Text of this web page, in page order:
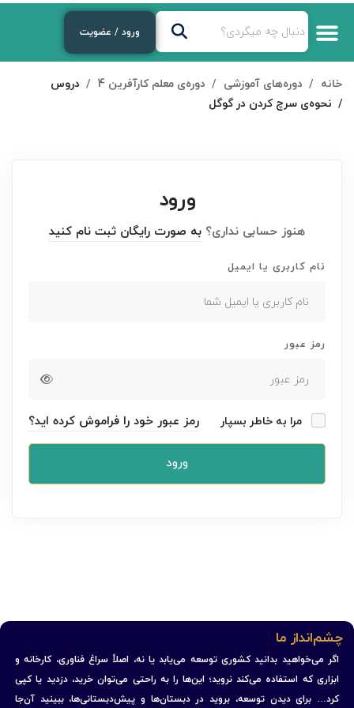
ورود / عضویت
خانه دوره‌های آموزشی دوره‌ی معلم کارآفرین 4
دروس
نحوه‌ی سرچ کردن در گوگل
ورود
هنوز حسابی نداری؟ به صورت رایگان ثبت نام کنید
نام کاربری یا ایمیل
رمز عبور
مرا به خاطر بسپار رمز عبور خود را فراموش کرده اید؟
ورود
چشم‌انداز ما
اگر می‌خواهید بدانید کشوری توسعه می‌یابد یا نه، اصلاً سراغ فناوری، کارخانه و
ابزاری که استفاده می‌کند نروید؛ این‌ها را به راحتی می‌توان خرید، دزدید یا کپی
کرد… برای دیدن توسعه، بروید در دبستان‌ها و پیش‌دبستانی‌ها، ببینید آن‌جا